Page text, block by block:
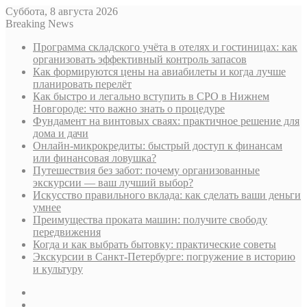
Суббота, 8 августа 2026
Breaking News
Программа складского учёта в отелях и гостиницах: как
организовать эффективный контроль запасов
Как формируются цены на авиабилеты и когда лучше
планировать перелёт
Как быстро и легально вступить в СРО в Нижнем
Новгороде: что важно знать о процедуре
Фундамент на винтовых сваях: практичное решение для
дома и дачи
Онлайн-микрокредиты: быстрый доступ к финансам
или финансовая ловушка?
Путешествия без забот: почему организованные
экскурсии — ваш лучший выбор?
Искусство правильного вклада: как сделать ваши деньги
умнее
Преимущества проката машин: получите свободу
передвижения
Когда и как выбрать бытовку: практические советы
Экскурсии в Санкт-Петербурге: погружение в историю
и культуру